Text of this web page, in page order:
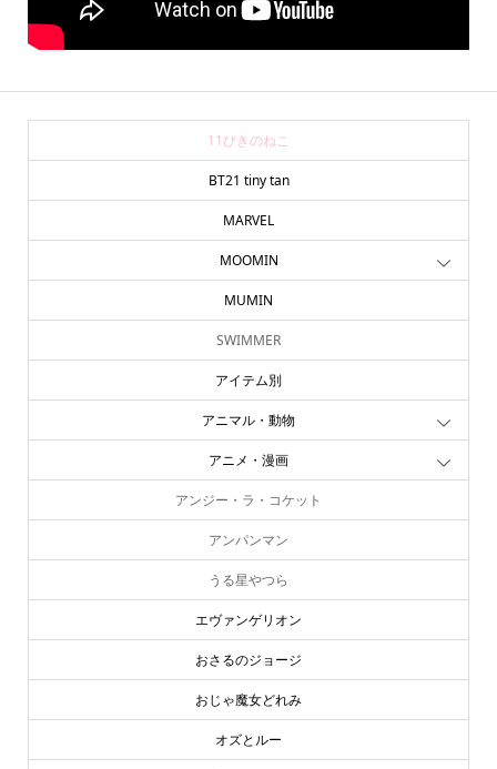
11ぴきのねこ
BT21 tiny tan
MARVEL
MOOMIN
MUMIN
SWIMMER
アイテム別
アニマル・動物
アニメ・漫画
アンジー・ラ・コケット
アンパンマン
うる星やつら
エヴァンゲリオン
おさるのジョージ
おじゃ魔女どれみ
オズとルー